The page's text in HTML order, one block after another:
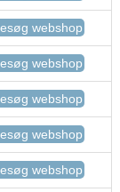
webshop
webshop
webshop
webshop
webshop